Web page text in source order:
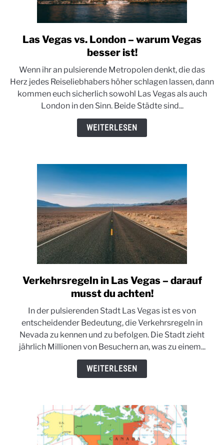
link
to
Vegas
vs.
London
–
warum
Las Vegas vs. London – warum Vegas
besser ist!
Wenn ihr an pulsierende Metropolen denkt, die das
Herz jedes Reiseliebhabers höher schlagen lassen, dann
kommen euch sicherlich sowohl Las Vegas als auch
London in den Sinn. Beide Städte sind...
WEITERLESEN
link
to
in
Las
Vegas
–
darauf
Verkehrsregeln in Las Vegas – darauf
musst du achten!
In der pulsierenden Stadt Las Vegas ist es von
entscheidender Bedeutung, die Verkehrsregeln in
Nevada zu kennen und zu befolgen. Die Stadt zieht
jährlich Millionen von Besuchern an, was zu einem...
WEITERLESEN